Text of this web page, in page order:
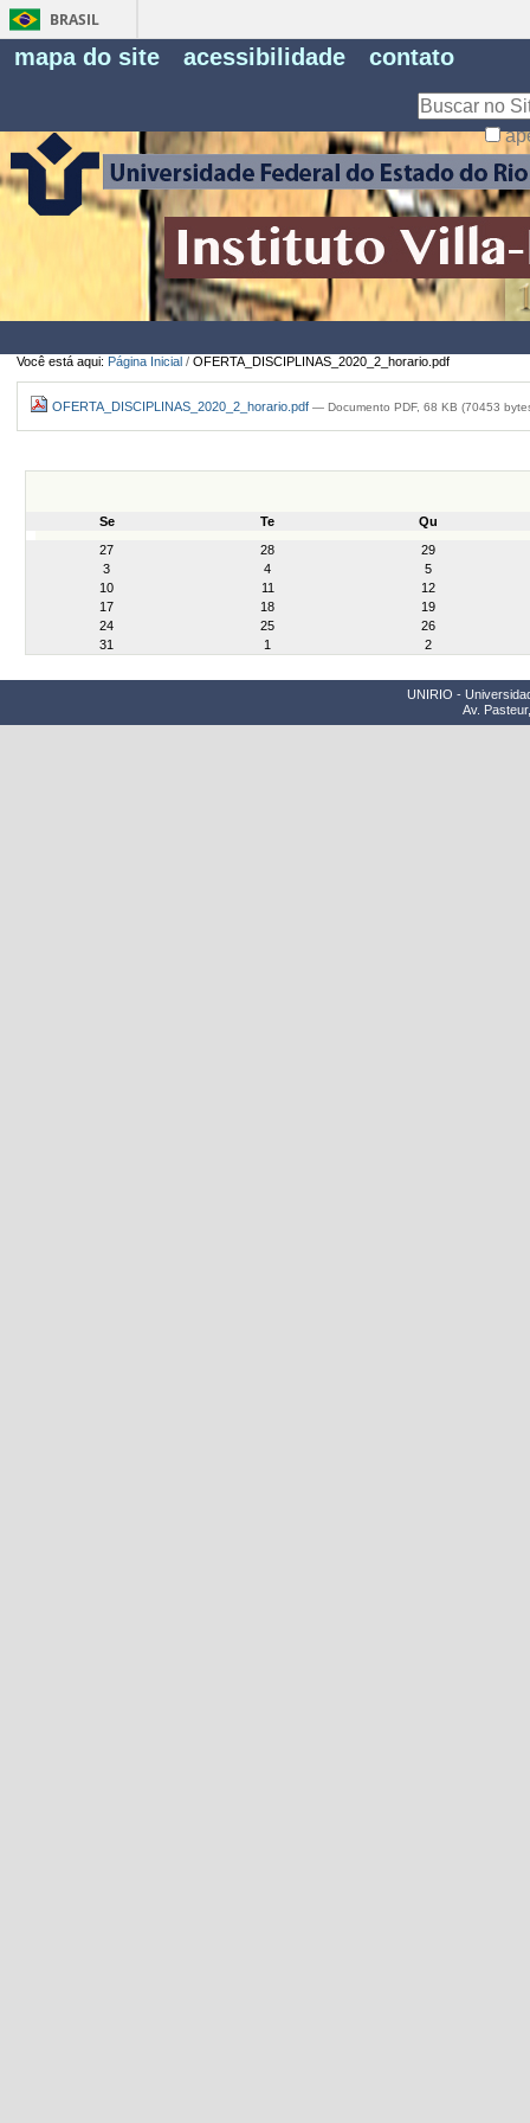
BRASIL
mapa do site acessibilidade contato
Você está aqui: Página Inicial / OFERTA_DISCIPLINAS_2020_2_horario.pdf
OFERTA_DISCIPLINAS_2020_2_horario.pdf — Documento PDF, 68 KB (70453
Se Te
Qu
27
28
29
3
4
5
10
11
12
17
18
19
24
25
26
31
1 2
UNIRIO -
Av.